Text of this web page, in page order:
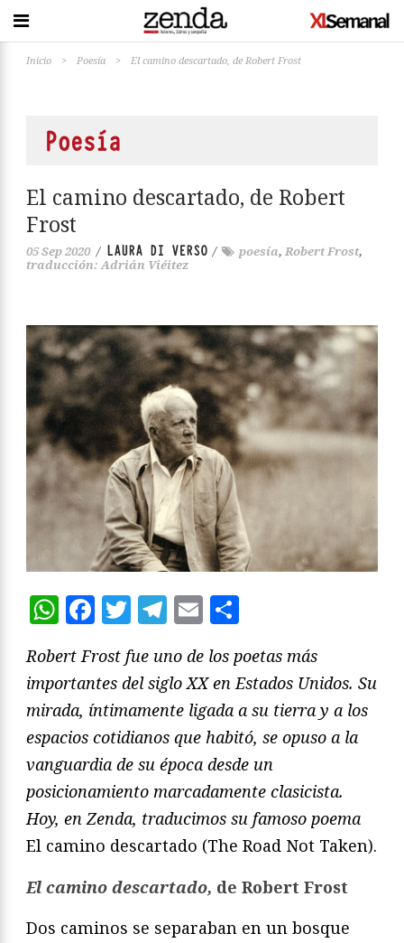
Inicio > Poesía > El camino descartado, de Robert Frost
Poesía
El camino descartado, de Robert
Frost
05 Sep 2020 / LAURA DI VERSO / poesía, Robert Frost,
traducción: Adrián Viéitez
WhatsApp
Facebook
Twitter
Telegram
Email
Robert Frost fue uno de los poetas más
importantes del siglo XX en Estados Unidos. Su
mirada, íntimamente ligada a su tierra y a los
espacios cotidianos que habitó, se opuso a la
vanguardia de su época desde un
posicionamiento marcadamente clasicista.
Hoy, en Zenda, traducimos su famoso poema
El camino descartado (The Road Not Taken).
El camino descartado, de Robert Frost
Dos caminos se separaban en un bosque